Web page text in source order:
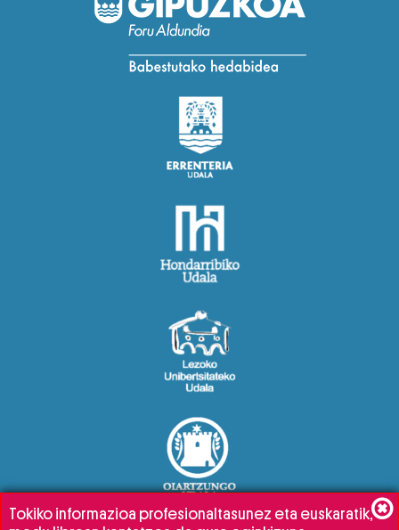
Tokiko informazioa profesionaltasunez eta euskaratik,